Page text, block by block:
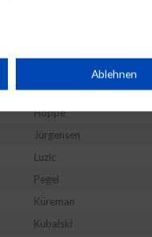
Petersen
Hoppe
Jürgensen
Luzic
Pegel
Küreman
Kubalski
auf einem
von Werbeanzeigen
personalisierter Werbung
Ablehnen